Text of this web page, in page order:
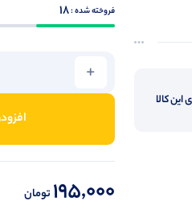
این کالا
فروخته شده :18
195,000 تومان